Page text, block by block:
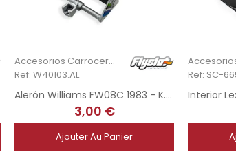
Accesorios Carrocería
Ref: W40103.AL
Alerón Williams FW08C 1983 - K. Rosberg
3,00 €
Ajouter Au Panier
Ref: SC-